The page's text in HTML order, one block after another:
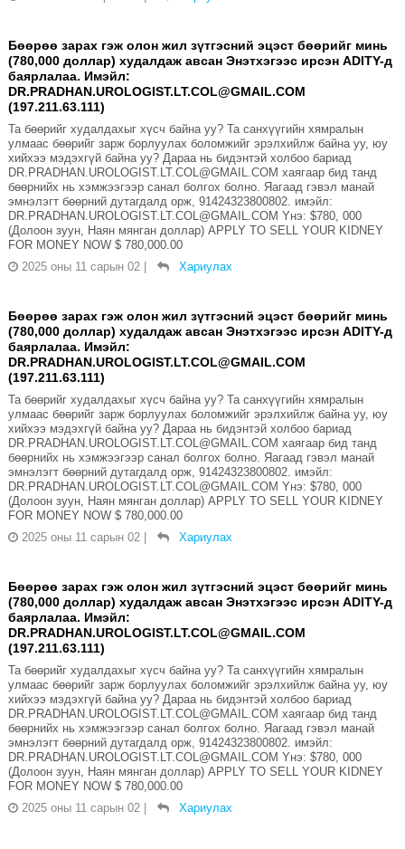
Бөөрөө зарах гэж олон жил зүтгэсний эцэст бөөрийг минь
(780,000 доллар) худалдаж авсан Энэтхэгээс ирсэн ADITY-д
баярлалаа. Имэйл:
DR.PRADHAN.UROLOGIST.LT.COL@GMAIL.COM
(197.211.63.111)
Та бөөрийг худалдахыг хүсч байна уу? Та санхүүгийн хямралын
улмаас бөөрийг зарж борлуулах боломжийг эрэлхийлж байна уу, юу
хийхээ мэдэхгүй байна уу? Дараа нь бидэнтэй холбоо бариад
DR.PRADHAN.UROLOGIST.LT.COL@GMAIL.COM хаягаар бид танд
бөөрнийх нь хэмжээгээр санал болгох болно. Яагаад гэвэл манай
эмнэлэгт бөөрний дутагдалд орж, 91424323800802. имэйл:
DR.PRADHAN.UROLOGIST.LT.COL@GMAIL.COM Yнэ: $780, 000
(Долоон зуун, Наян мянган доллар) APPLY TO SELL YOUR KIDNEY
FOR MONEY NOW $ 780,000.00
2025 оны 11 сарын 02
Хариулах
Бөөрөө зарах гэж олон жил зүтгэсний эцэст бөөрийг минь
(780,000 доллар) худалдаж авсан Энэтхэгээс ирсэн ADITY-д
баярлалаа. Имэйл:
DR.PRADHAN.UROLOGIST.LT.COL@GMAIL.COM
(197.211.63.111)
Та бөөрийг худалдахыг хүсч байна уу? Та санхүүгийн хямралын
улмаас бөөрийг зарж борлуулах боломжийг эрэлхийлж байна уу, юу
хийхээ мэдэхгүй байна уу? Дараа нь бидэнтэй холбоо бариад
DR.PRADHAN.UROLOGIST.LT.COL@GMAIL.COM хаягаар бид танд
бөөрнийх нь хэмжээгээр санал болгох болно. Яагаад гэвэл манай
эмнэлэгт бөөрний дутагдалд орж, 91424323800802. имэйл:
DR.PRADHAN.UROLOGIST.LT.COL@GMAIL.COM Yнэ: $780, 000
(Долоон зуун, Наян мянган доллар) APPLY TO SELL YOUR KIDNEY
FOR MONEY NOW $ 780,000.00
2025 оны 11 сарын 02
Хариулах
Бөөрөө зарах гэж олон жил зүтгэсний эцэст бөөрийг минь
(780,000 доллар) худалдаж авсан Энэтхэгээс ирсэн ADITY-д
баярлалаа. Имэйл:
DR.PRADHAN.UROLOGIST.LT.COL@GMAIL.COM
(197.211.63.111)
Та бөөрийг худалдахыг хүсч байна уу? Та санхүүгийн хямралын
улмаас бөөрийг зарж борлуулах боломжийг эрэлхийлж байна уу, юу
хийхээ мэдэхгүй байна уу? Дараа нь бидэнтэй холбоо бариад
DR.PRADHAN.UROLOGIST.LT.COL@GMAIL.COM хаягаар бид танд
бөөрнийх нь хэмжээгээр санал болгох болно. Яагаад гэвэл манай
эмнэлэгт бөөрний дутагдалд орж, 91424323800802. имэйл:
DR.PRADHAN.UROLOGIST.LT.COL@GMAIL.COM Yнэ: $780, 000
(Долоон зуун, Наян мянган доллар) APPLY TO SELL YOUR KIDNEY
FOR MONEY NOW $ 780,000.00
2025 оны 11 сарын 02
Хариулах